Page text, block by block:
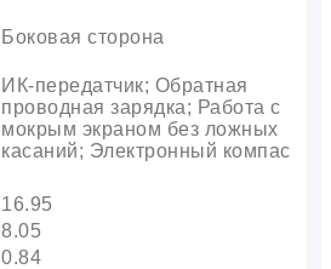
Боковая сторона
ИК-передатчик; Обратная
проводная зарядка; Работа с
мокрым экраном без ложных
касаний; Электронный компас
16.95
8.05
0.84